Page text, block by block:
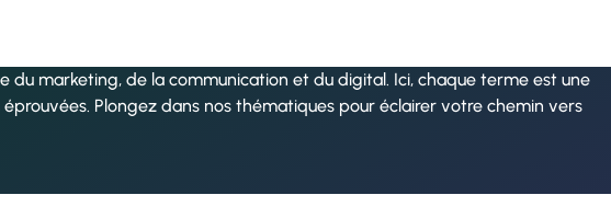
du marketing, de la communication et du digital. Ici, chaque terme est une
Plongez dans nos thématiques pour éclairer votre chemin vers